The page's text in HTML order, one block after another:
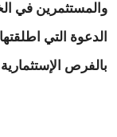
والمستثمرين في
الدعوة التي
بالفرص الإستثمارية